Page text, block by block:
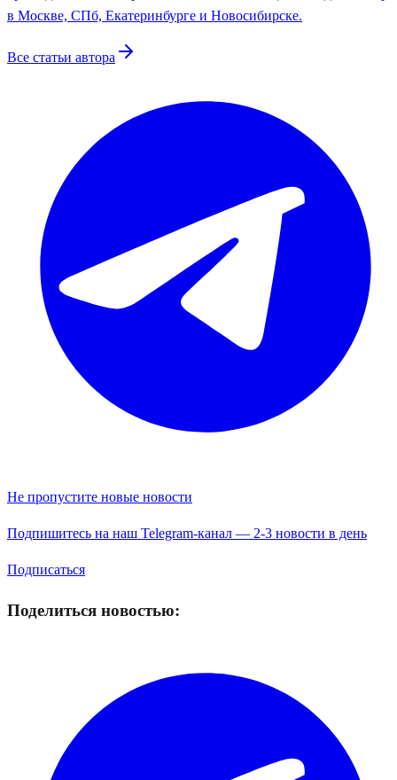
в Москве, СПб, Екатеринбурге и Новосибирске.
Все статьи автора
Не пропустите новые новости
Подпишитесь на наш Telegram-канал — 2-3 новости в день
Подписаться
Поделиться новостью: